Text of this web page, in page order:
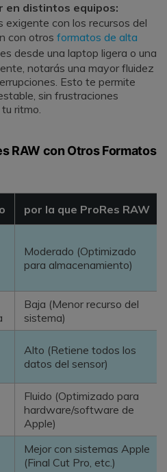
en distintos equipos:
exigente con los recursos del
con otros formatos de alta
desde una laptop ligera o una
notarás una mayor fluidez
Esto te permite
sin frustraciones
ritmo.
RAW con Otros Formatos
por la que ProRes RAW
Moderado (Optimizado
para almacenamiento)
Baja (Menor recurso del
sistema)
Alto (Retiene todos los
datos del sensor)
Fluido (Optimizado para
hardware/software de
Apple)
Mejor con sistemas Apple
(Final Cut Pro, etc.)